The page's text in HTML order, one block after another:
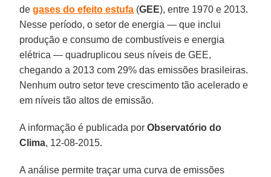
degases do efeito estufa (GEE), entre 1970 e 2013.
Nesse período, o setor de energia — que inclui
produção e consumo de combustíveis e energia
elétrica — quadruplicou seus níveis de GEE,
chegando a 2013 com 29% das emissões brasileiras.
Nenhum outro setor teve crescimento tão acelerado e
em níveis tão altos de emissão.
A informação é publicada porObservatório do
Clima, 12-08-2015.
A análise permite traçar uma curva de emissões